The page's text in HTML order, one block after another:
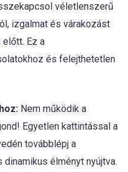
véletlenszerű
izgalmat és várakozást
Ez a
és felejthetetlen
Nem működik a
Egyetlen kattintással a
továbblépj a
élményt nyújtva.